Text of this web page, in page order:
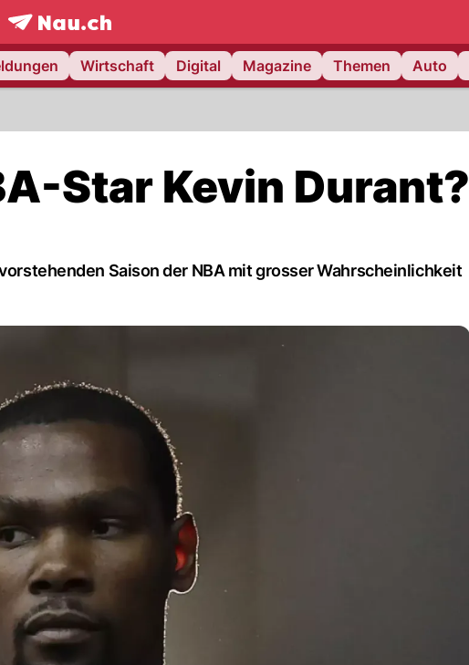
frontpage.NAU.ch
Wirtschaft Digital Magazine Themen Auto
Star Kevin Durant?
Saison der NBA mit grosser Wahrscheinlichkeit